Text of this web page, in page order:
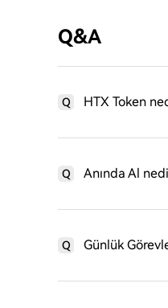
Q&A
Q HTX Token
Q Anında Al
Q Günlük